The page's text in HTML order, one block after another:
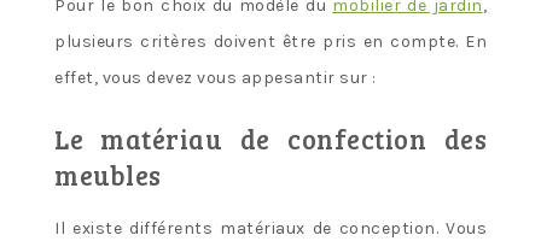
Pour le bon choix du modèle du mobilier de jardin,
plusieurs critères doivent être pris en compte. En
effet, vous devez vous appesantir sur :
Le matériau de confection des
meubles
Il existe différents matériaux de conception. Vous